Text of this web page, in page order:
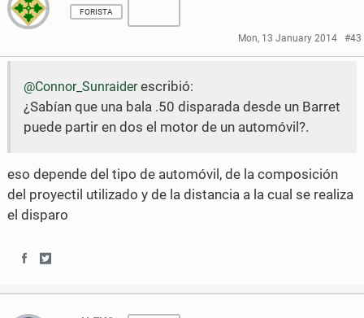
e t
r
FORISTA
Mon, 13 January 2014 #43
@Connor_Sunraiderescribió:
¿Sabían que una bala .50 disparada desde un Barret
puede partir en dos el motor de un automóvil?.
eso depende del tipo de automóvil, de la composición
del proyectil utilizado y de la distancia a la cual se realiza
el disparo
h h